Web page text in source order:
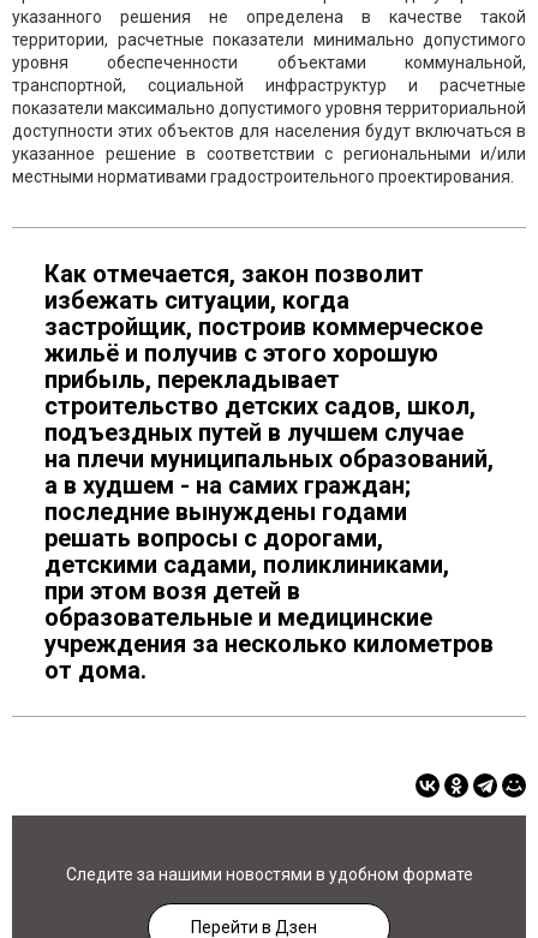
указанного решения не определена в качестве такой
территории, расчетные показатели минимально допустимого
уровня обеспеченности объектами коммунальной,
транспортной, социальной инфраструктур и расчетные
показатели максимально допустимого уровня территориальной
доступности этих объектов для населения будут включаться в
указанное решение в соответствии с региональными и/или
местными нормативами градостроительного проектирования.
Как отмечается, закон позволит
избежать ситуации, когда
застройщик, построив коммерческое
жильё и получив с этого хорошую
прибыль, перекладывает
строительство детских садов, школ,
подъездных путей в лучшем случае
на плечи муниципальных образований,
а в худшем - на самих граждан;
последние вынуждены годами
решать вопросы с дорогами,
детскими садами, поликлиниками,
при этом возя детей в
образовательные и медицинские
учреждения за несколько километров
от дома.
Следите за нашими новостями в удобном формате
Перейти в Дзен